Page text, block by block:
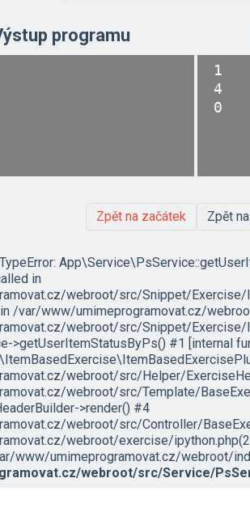
programu
1
4
Zpět na začátek Zpět
in
webroot/src/Snippet/Exercise/
/var/www/umimeprogramovat.cz/
webroot/src/Snippet/Exercise/
>getUserItemStatusByPs() #1 [internal
webroot/src/Helper/
webroot/src/Template/
>render() #4
webroot/src/Controller/
webroot/exercise/
www/umimeprogramovat.cz/webroot/
webroot/src/Service/